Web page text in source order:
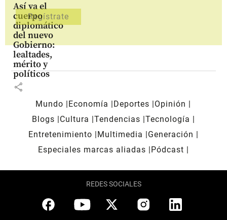
Así va el
cuerpo
diplomático
del nuevo
Gobierno:
lealtades,
mérito y
políticos
share
Mundo Economía Deportes
Opinión
Blogs
Cultura Tendencias Tecnología
Entretenimiento
Multimedia
Generación
Especiales marcas aliadas
Pódcast
REDES SOCIALES